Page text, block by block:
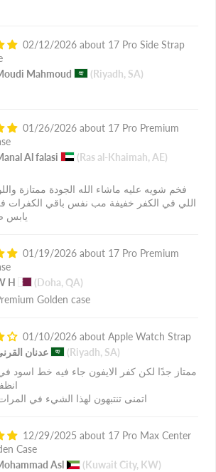
02/12/2026
17 Pro Side Strap
Mahmoud
(Riyadh, SA)
01/26/2026
17 Pro Premium
Al falasi
(Ras al-Khaimah, AE)
فخم شويه عليه ماشاء الله الجودة ممتازة
اللي في الكفر خفيفة مب نفس باقي الكفرات
يابس
01/19/2026
17 Pro Premium
H
(Doha, QA)
Golden case
01/10/2026
Apple Watch Strap
عدنان
(Riyadh, SA)
ممتاز جدًا لكن كفر الايفون جاء فيه خط اسود
اتمنى تنتبهون لهذا الشيء في
12/29/2025
17 Pro Max Center
Case
Asl
(Kuwait City, KW)